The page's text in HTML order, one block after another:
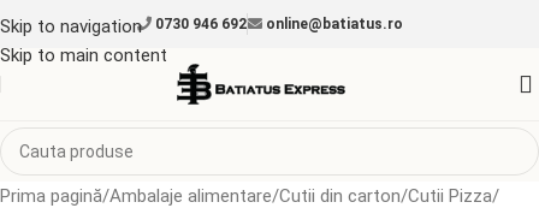
Skip to navigation
Skip to main content
0730 946 692 online@batiatus.ro
Prima pagină Ambalaje alimentare Cutii din carton Cutii Pizza